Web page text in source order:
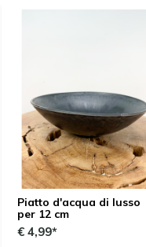
Piatto d'acqua di lusso
per 12 cm
€ 4,99*